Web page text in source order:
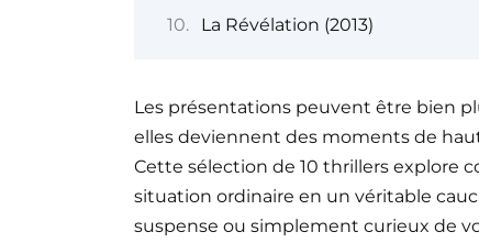
La Révélation (2013)
Les présentations peuvent être bien
elles deviennent des moments de
Cette sélection de 10 thrillers explore
situation ordinaire en un véritable
suspense ou simplement curieux de